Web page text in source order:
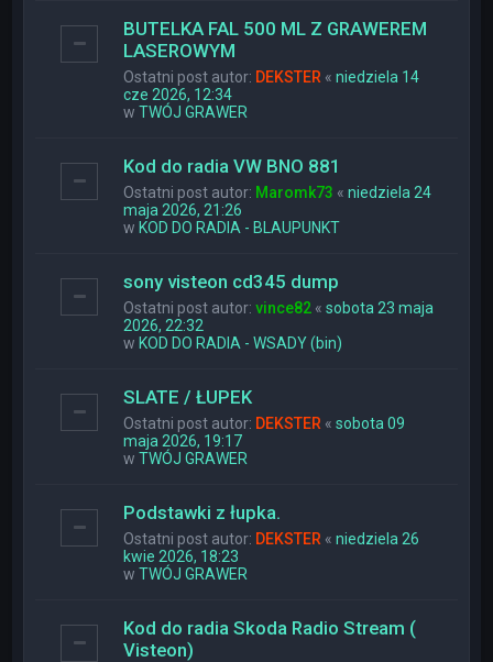
BUTELKA FAL 500 ML Z GRAWEREM
LASEROWYM
Ostatni post autor: DEKSTER «niedziela 14
cze 2026, 12:34
wTWÓJ GRAWER
Kod do radia VW BNO 881
Ostatni post autor: Maromk73 «niedziela 24
maja 2026, 21:26
w KOD DO RADIA - BLAUPUNKT
sony visteon cd345 dump
Ostatni post autor:vince82 «sobota 23 maja
2026, 22:32
w KOD DO RADIA - WSADY (bin)
SLATE / ŁUPEK
Ostatni post autor: DEKSTER «sobota 09
maja 2026, 19:17
wTWÓJ GRAWER
Podstawki z łupka.
Ostatni post autor: DEKSTER «niedziela 26
kwie 2026, 18:23
wTWÓJ GRAWER
Kod do radia Skoda Radio Stream (
Visteon)